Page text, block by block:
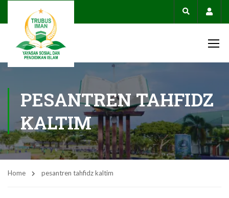
PESANTREN TAHFIDZ
KALTIM
Home pesantren tahfidz kaltim